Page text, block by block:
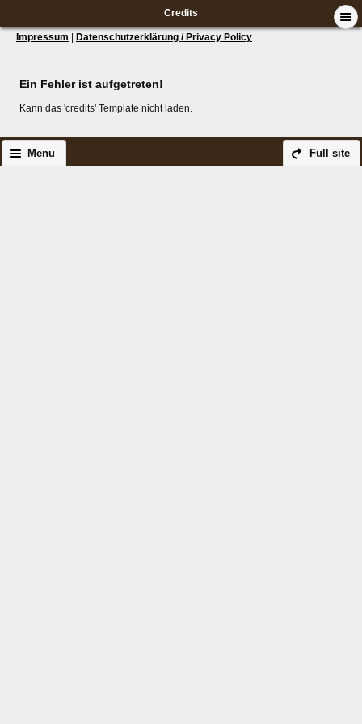
Credits
Impressum Datenschutzerklärung / Privacy Policy
Ein Fehler ist aufgetreten!
Kann das 'credits' Template nicht laden.
Full site
Menu